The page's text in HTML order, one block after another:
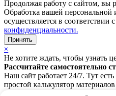
Продолжая работу с сайтом, вы
Обработка вашей
осуществляется в соответствии с
конфиденциальности.
Принять
×
Не хотите ждать, чтобы узнать
Рассчитайте самостоятельно
Наш сайт работает 24/7. Тут
простой калькулятор
считайте рельсы, шпалы и всё,